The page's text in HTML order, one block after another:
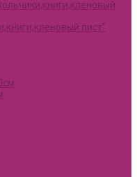
лист"